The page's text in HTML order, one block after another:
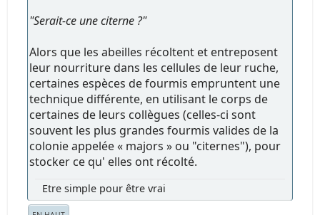
"Serait-ce une citerne ?"
Alors que les abeilles récoltent et entreposent
leur nourriture dans les cellules de leur ruche,
certaines espèces de fourmis empruntent une
technique différente, en utilisant le corps de
certaines de leurs collègues (celles-ci sont
souvent les plus grandes fourmis valides de la
colonie appelée « majors » ou "citernes"), pour
stocker ce qu' elles ont récolté.
Etre simple pour être vrai